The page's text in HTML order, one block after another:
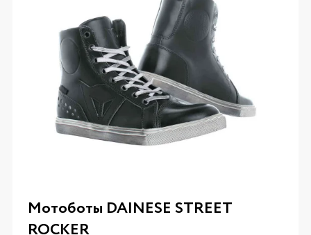
Мотоботы DAINESE STREET
ROCKER